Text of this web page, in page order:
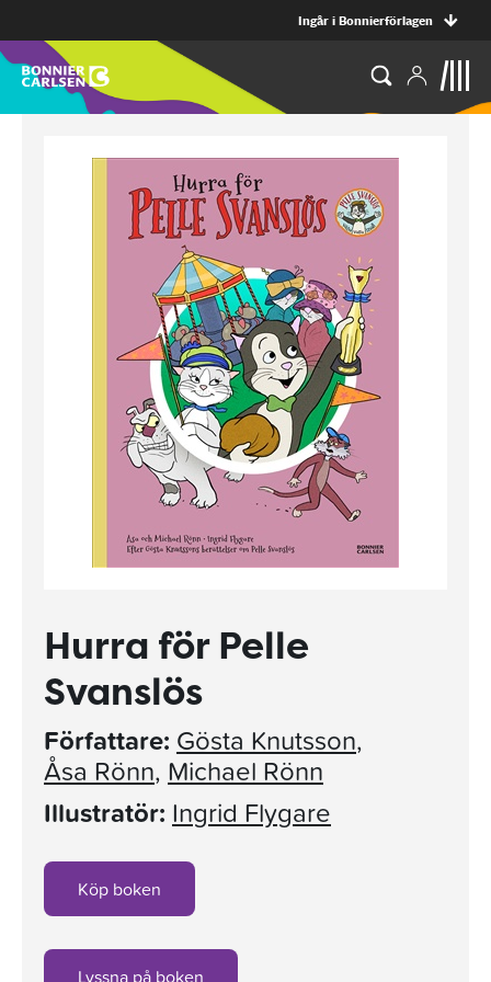
Ingår i Bonnierförlagen
Hurra för Pelle
Svanslös
Författare: Gösta Knutsson,
Åsa Rönn, Michael Rönn
Illustratör: Ingrid Flygare
Köp boken
Lyssna på boken